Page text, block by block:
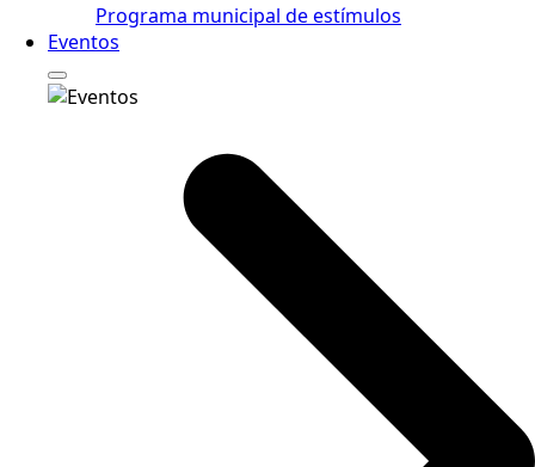
Programa municipal de estímulos
Eventos